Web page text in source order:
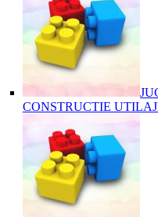
CONSTRUCTIE